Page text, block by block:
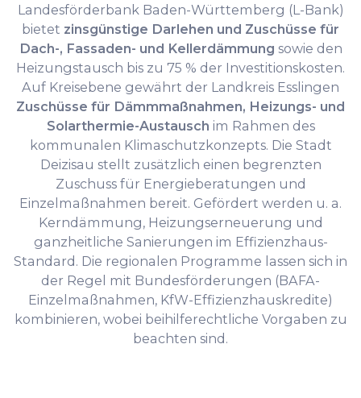
Landesförderbank Baden-Württemberg (L-Bank)
bietet zinsgünstige Darlehen und Zuschüsse für
Dach-, Fassaden- und Kellerdämmung sowie den
Heizungstausch bis zu 75 % der Investitionskosten.
Auf Kreisebene gewährt der Landkreis Esslingen
Zuschüsse für Dämmmaßnahmen, Heizungs- und
Solarthermie-Austausch im Rahmen des
kommunalen Klimaschutzkonzepts. Die Stadt
Deizisau stellt zusätzlich einen begrenzten
Zuschuss für Energieberatungen und
Einzelmaßnahmen bereit. Gefördert werden u. a.
Kerndämmung, Heizungserneuerung und
ganzheitliche Sanierungen im Effizienzhaus-
Standard. Die regionalen Programme lassen sich in
der Regel mit Bundesförderungen (BAFA-
Einzelmaßnahmen, KfW-Effizienzhauskredite)
kombinieren, wobei beihilferechtliche Vorgaben zu
beachten sind.